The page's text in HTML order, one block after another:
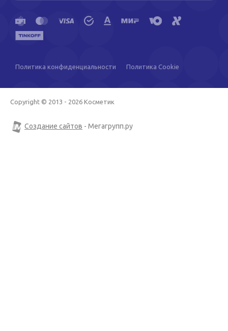
Политика конфиденциальности Политика Cookie
Copyright © 2013 - 2026 Косметик
Создание сайтов - Мегагрупп.ру